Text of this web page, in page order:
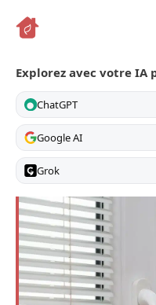
Explorez avec votre IA
ChatGPT
Google AI
Grok